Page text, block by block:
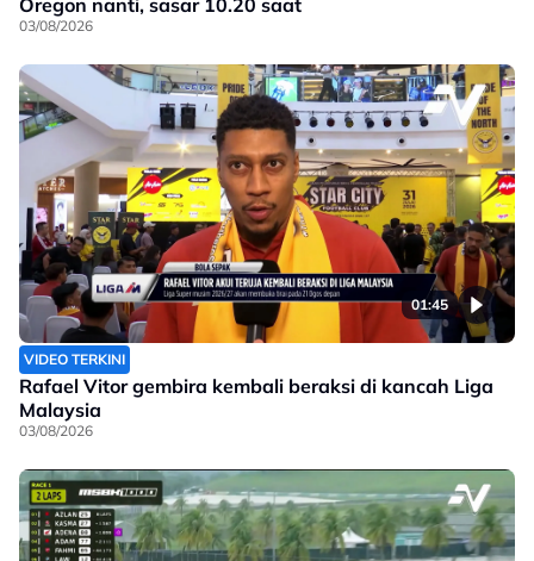
Oregon nanti, sasar 10.20 saat
03/08/2026
01:45
VIDEO TERKINI
Rafael Vitor gembira kembali beraksi di kancah Liga
Malaysia
03/08/2026